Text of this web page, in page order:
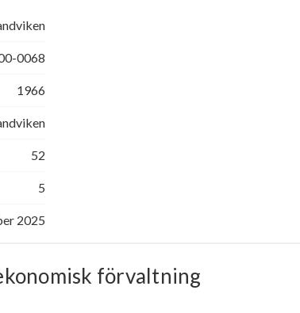
0068
1966
52
5
2025
förvaltning